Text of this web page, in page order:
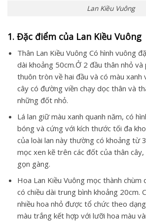
Lan Kiều Vuông
1. Đặc điểm của Lan Kiều Vuông
Thân Lan Kiều Vuông Có hình vuông
dài khoảng 50cm.Ở 2 đầu thân nhỏ
thuôn tròn về hai đầu và có màu xanh
cây có đường viền chạy dọc thân và
những đốt nhỏ.
Lá lan giữ màu xanh quanh năm, có
bóng và cứng với kích thước tối đa
của loài lan này thường có khoảng từ
mọc xen kẽ trên các đốt của thân
gọn gàng.
Hoa Lan Kiều Vuông mọc thành chùm
có chiều dài trung bình khoảng 20cm.
nhiều hoa nhỏ được tổ chức theo
màu trắng kết hợp với lưỡi hoa màu